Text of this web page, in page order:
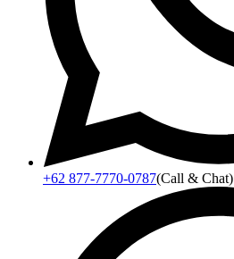
+62 877-7770-0787(Call & Chat)